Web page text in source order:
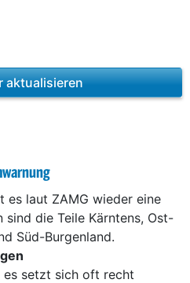
aktualisieren
es laut ZAMG wieder eine
die Teile Kärntens, Ost-
Süd-Burgenland.
setzt sich oft recht